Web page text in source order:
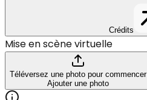
Crédits
Mise en scène virtuelle
Téléversez une photo pour commencer
Ajouter une photo